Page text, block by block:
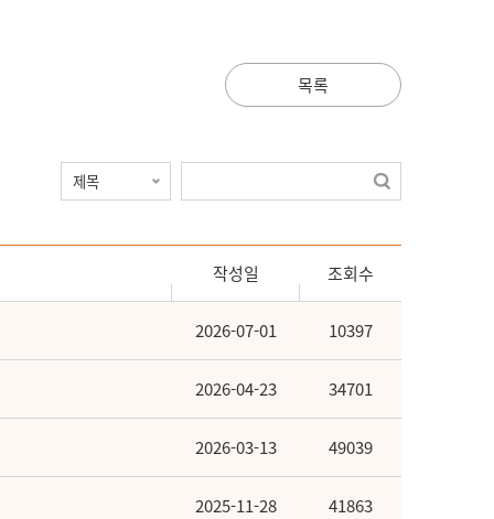
목록
작성일 조회수
2026-07-01 10397
2026-04-23 34701
2026-03-13 49039
2025-11-28 41863